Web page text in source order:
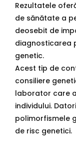
Rezultatele
de sănătate a
deosebit de
diagnosticarea
genetic.
Acest tip de
consiliere
laborator care
individului.
polimorfismele
de risc genetici.